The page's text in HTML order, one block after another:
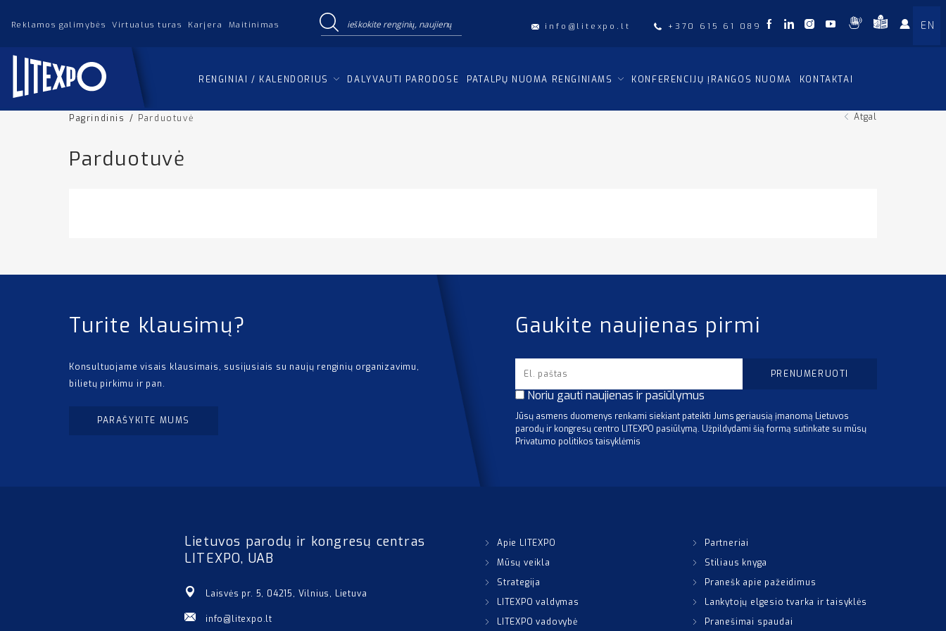
Reklamos galimybės Virtualus turas Karjera Maitinimas info@litexpo.lt +370 615 61 089 EN
RENGINIAI / KALENDORIUS DALYVAUTI PARODOSE PATALPŲ NUOMA RENGINIAMS KONFERENCIJŲ ĮRANGOS NUOMA KONTAKTAI
Pagrindinis / Parduotuvė Atgal
Parduotuvė
Turite klausimų?
Konsultuojame visais klausimais, susijusiais su naujų renginių organizavimu,
bilietų pirkimu ir pan.
PARAŠYKITE MUMS
Gaukite naujienas pirmi
Noriu gauti naujienas ir pasiūlymus
Jūsų asmens duomenys renkami siekiant pateikti Jums geriausią įmanomą Lietuvos
parodų ir kongresų centro LITEXPO pasiūlymą. Užpildydami šią formą sutinkate su mūsų
Privatumo politikos taisyklėmis
Lietuvos parodų ir kongresų centras
LITEXPO, UAB
Laisvės pr. 5, 04215, Vilnius, Lietuva
info@litexpo.lt
Apie LITEXPO
Mūsų veikla
Strategija
LITEXPO valdymas
LITEXPO vadovybė
Partneriai
Stiliaus knyga
Pranešk apie pažeidimus
Lankytojų elgesio tvarka ir taisyklės
Pranešimai spaudai